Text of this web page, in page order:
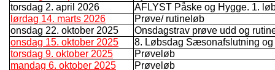
torsdag 2. april 2026
AFLYST Påske og Hygge. 1.
lørdag 14. marts 2026
Prøve/ rutineløb
onsdag 22. oktober 2025
Onsdagstrav prøve udd og
onsdag 15. oktober 2025
8. Løbsdag Sæsonafslutning
torsdag 9. oktober 2025
Prøveløb
mandag 6. oktober 2025
Prøveløb